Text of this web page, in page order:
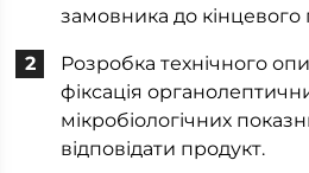
замовника до кінцевого
Розробка технічного
фіксація
мікробіологічних
відповідати продукт.